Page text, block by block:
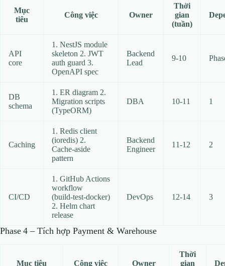
Mục
tiêu
Công việc Owner
Thời
gian
(tuần)
API
core
1. NestJS module
skeleton 2. JWT
auth guard 3.
OpenAPI spec
Backend
Lead
9‑10
DB
schema
1. ER diagram 2.
Migration scripts
(TypeORM)
DBA 10‑11 1
Caching
1. Redis client
(ioredis) 2.
Cache‑aside
pattern
Backend
Engineer
11‑12 2
CI/CD
1. GitHub Actions
workflow
(build‑test‑docker)
2. Helm chart
release
DevOps 12‑14 3
Phase 4 – Tích hợp Payment & Warehouse
Mục tiêu Công việc Owner
Thời
gian